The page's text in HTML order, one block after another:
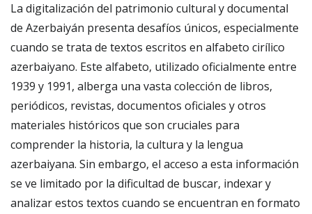
La digitalización del patrimonio cultural y documental
de Azerbaiyán presenta desafíos únicos, especialmente
cuando se trata de textos escritos en alfabeto cirílico
azerbaiyano. Este alfabeto, utilizado oficialmente entre
1939 y 1991, alberga una vasta colección de libros,
periódicos, revistas, documentos oficiales y otros
materiales históricos que son cruciales para
comprender la historia, la cultura y la lengua
azerbaiyana. Sin embargo, el acceso a esta información
se ve limitado por la dificultad de buscar, indexar y
analizar estos textos cuando se encuentran en formato